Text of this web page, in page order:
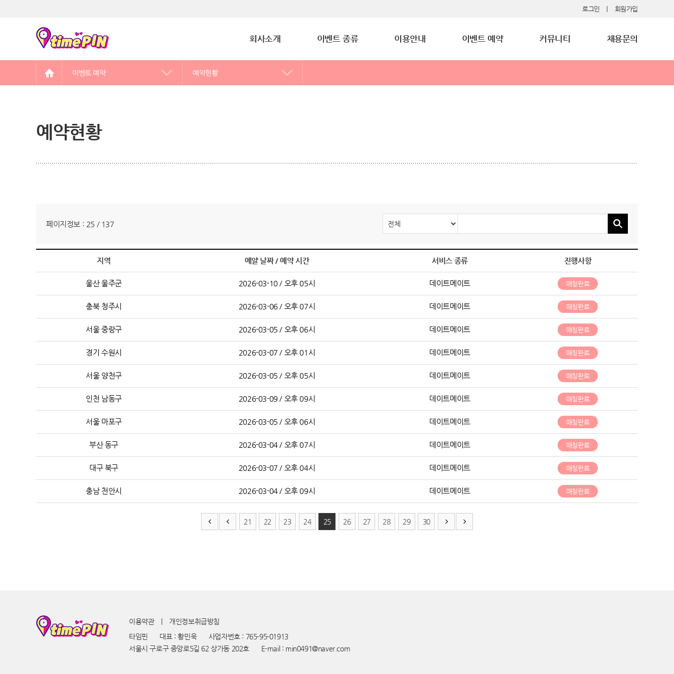
로그인 회원가입
회사소개 이벤트 종류 이용안내 이벤트 예약 커뮤니티 채용문의
이벤트 예약 예약현황
예약현황
페이지정보 : 25 / 137
지역 예얄 날짜 / 예약 시간 서비스 종류 진행사항
울산 울주군 2026-03-10 / 오후 05시 데이트메이트 매칭완료
충북 청주시 2026-03-06 / 오후 07시 데이트메이트 매칭완료
서울 중랑구 2026-03-05 / 오후 06시 데이트메이트 매칭완료
경기 수원시 2026-03-07 / 오후 01시 데이트메이트 매칭완료
서울 양천구 2026-03-05 / 오후 05시 데이트메이트 매칭완료
인천 남동구 2026-03-09 / 오후 09시 데이트메이트 매칭완료
서울 마포구 2026-03-05 / 오후 06시 데이트메이트 매칭완료
부산 동구 2026-03-04 / 오후 07시 데이트메이트 매칭완료
대구 북구 2026-03-07 / 오후 04시 데이트메이트 매칭완료
충남 천안시 2026-03-04 / 오후 09시 데이트메이트 매칭완료
21 22 23 24 25 26 27 28 29 30
이용약관
개인정보취급방침
타임핀
대표 : 황민욱
사업자번호 : 765-95-01913
서울시 구로구 중앙로5길 62 상가동 202호
E-mail : min0491@naver.com